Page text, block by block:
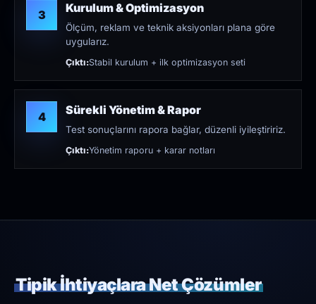
3 Kurulum & Optimizasyon
Ölçüm, reklam ve teknik aksiyonları plana göre
uygularız.
Çıktı:Stabil kurulum + ilk optimizasyon seti
4 Sürekli Yönetim & Rapor
Test sonuçlarını rapora bağlar, düzenli iyileştiririz.
Çıktı:Yönetim raporu + karar notları
Tipik İhtiyaçlara Net Çözümler